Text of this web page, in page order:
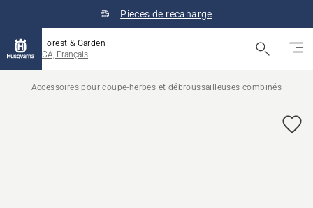
Pieces de recaharge
Forest & Garden
CA, Français
Accessoires pour coupe-herbes et débroussailleuses combinés